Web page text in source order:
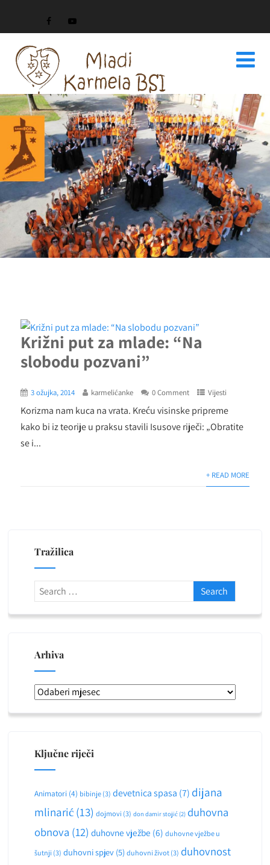
Križni put za mlade: “Na
slobodu pozvani”
3 ožujka, 2014 karmelićanke 0 Comment Vijesti
Korizma nam kuca na vrata. Kreću visinske pripreme
kako bi iz teorije u praksu stavili Isusove riječi: „Obratite
se i...
+ READ MORE
Tražilica
Arhiva
Arhiva
Ključne riječi
Animatori(4) bibinje(3) devetnica spasa (7) dijana
mlinarić(13) dojmovi (3) don damir stojić(2) duhovna
obnova (12) duhovne vježbe (6) duhovne vježbe u
šutnji (3) duhovni spjev(5) duhovni život(3) duhovnost